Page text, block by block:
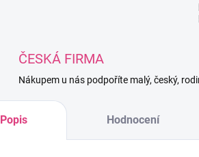
ČESKÁ FIRMA
Nákupem u nás podpoříte malý, český,
Popis Hodnocení